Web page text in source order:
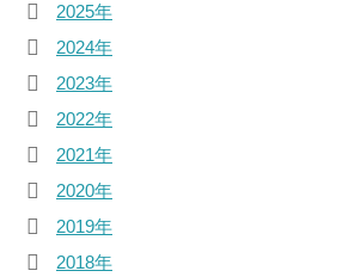
2025年
2024年
2023年
2022年
2021年
2020年
2019年
2018年